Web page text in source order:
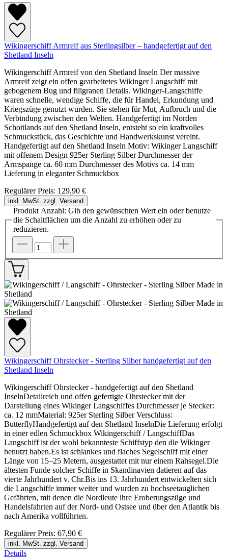
Wikingerschiff Armreif aus Sterlingsilber – handgefertigt auf den
Shetland Inseln
Wikingerschiff Armreif von den Shetland Inseln Der massive
Armreif zeigt ein offen gearbeitetes Wikinger Langschiff mit
gebogenem Bug und filigranen Details. Wikinger-Langschiffe
waren schnelle, wendige Schiffe, die für Handel, Erkundung und
Kriegszüge genutzt wurden. Sie stehen für Mut, Aufbruch und die
Verbindung zwischen den Welten. Handgefertigt im Norden
Schottlands auf den Shetland Inseln, entsteht so ein kraftvolles
Schmuckstück, das Geschichte und Handwerkskunst vereint.
Handgefertigt auf den Shetland Inseln Motiv: Wikinger Langschiff
mit offenem Design 925er Sterling Silber Durchmesser der
Armspange ca. 60 mm Durchmesser des Motivs ca. 14 mm
Lieferung in eleganter Schmuckbox
Regulärer Preis: 129,90 €
inkl. MwSt. zzgl. Versand
Produkt Anzahl: Gib den gewünschten Wert ein oder benutze
die Schaltflächen um die Anzahl zu erhöhen oder zu
reduzieren.
Wikingerschiff Ohrstecker - Sterling Silber handgefertigt auf den
Shetland Inseln
Wikingerschiff Ohrstecker - handgefertigt auf den Shetland
InselnDetailreich und offen gefertigte Ohrstecker mit der
Darstellung eines Wikinger Langschiffes Durchmesser je Stecker:
ca. 12 mmMaterial: 925er Sterling Silber Verschluss:
ButterflyHandgefertigt auf den Shetland InselnDie Lieferung erfolgt
in einer edlen Schmuckbox Wikingerschiff / LangschiffDas
Langschiff ist der wohl bekannteste Schiffstyp den die Wikinger
benutzt haben.Es ist schlankes und flaches Segelschiff mit einer
Länge von 15–25 Metern, ausgestattet mit nur einem Rahsegel.Die
ältesten Funde solcher Schiffe in Skandinavien datieren auf das
vierte Jahrhundert v. Chr.Bis ins 13. Jahrhundert entwickelten sich
die Langschiffe immer weiter und wurden zu hochseetauglichen
Gefährten, mit denen die Nordleute ihre Eroberungszüge und
Handelsfahrten auf der Nord- und Ostsee und über den Atlantik bis
nach Amerika vollführten.
Regulärer Preis: 67,90 €
inkl. MwSt. zzgl. Versand
Details